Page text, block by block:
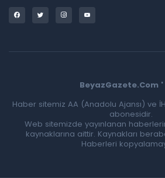
BeyazGazete.Com '
Haber sitemiz AA (Anadolu Ajansı) ve
abonesidir.
Web sitemizde yayınlanan
kaynaklarına aittir. Kaynakları
Haberleri